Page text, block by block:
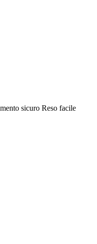
sicuro Reso facile